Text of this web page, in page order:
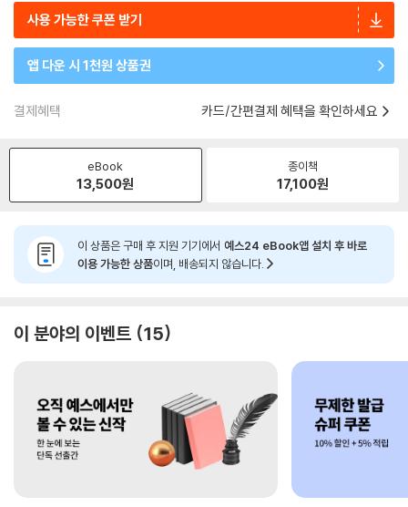
사용 가능한 쿠폰 받기
앱 다운 시 1천원 상품권
결제혜택 카드/간편결제 혜택을 확인하세요
eBook
13,500원
종이책
17,100원
이 상품은 구매 후 지원 기기에서 예스24 eBook앱 설치 후 바로
이용 가능한 상품이며, 배송되지 않습니다.
이 분야의 이벤트 15